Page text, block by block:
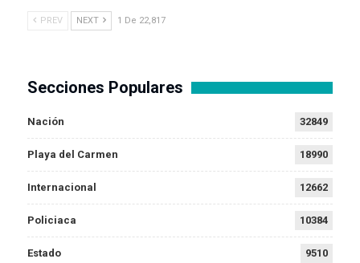
PREV NEXT 1 De 22,817
Secciones Populares
Nación 32849
Playa del Carmen 18990
Internacional 12662
Policiaca 10384
Estado 9510